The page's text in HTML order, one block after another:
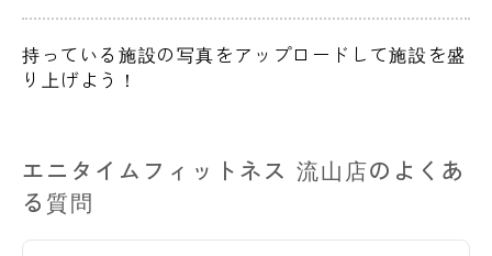
持っている施設の写真をアップロードして施設を盛
り上げよう！
エニタイムフィットネス 流山店のよくあ
る質問